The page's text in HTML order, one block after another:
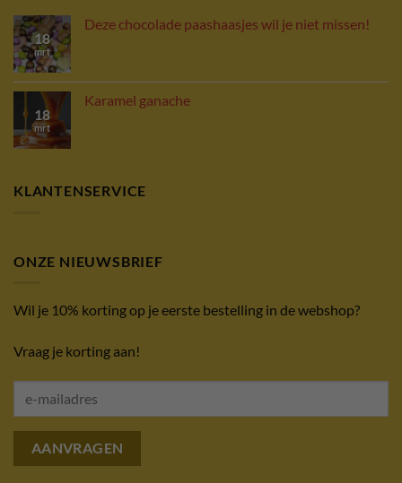
18
mrt
Deze chocolade paashaasjes wil je niet missen!
18
mrt
Karamel ganache
KLANTENSERVICE
ONZE NIEUWSBRIEF
Wil je 10% korting op je eerste bestelling in de webshop?
Vraag je korting aan!